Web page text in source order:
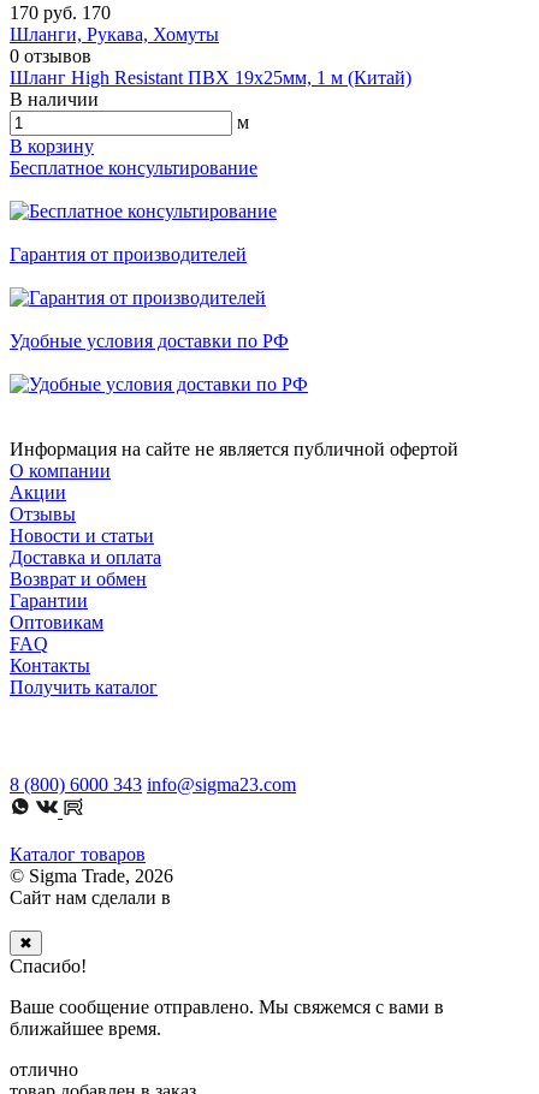
170 руб. 170
Шланги, Рукава, Хомуты
0 отзывов
Шланг High Resistant ПВХ 19х25мм, 1 м (Китай)
В наличии
м
В корзину
Бесплатное консультирование
Гарантия от производителей
Удобные условия доставки по РФ
Информация на сайте не является публичной офертой
О компании
Акции
Отзывы
Новости и статьи
Доставка и оплата
Возврат и обмен
Гарантии
Оптовикам
FAQ
Контакты
Получить каталог
8 (800) 6000 343 info@sigma23.com
Каталог товаров
© Sigma Trade, 2026
Сайт нам сделали в
✖
Спасибо!
Ваше сообщение отправлено. Мы свяжемся с вами в
ближайшее время.
отлично